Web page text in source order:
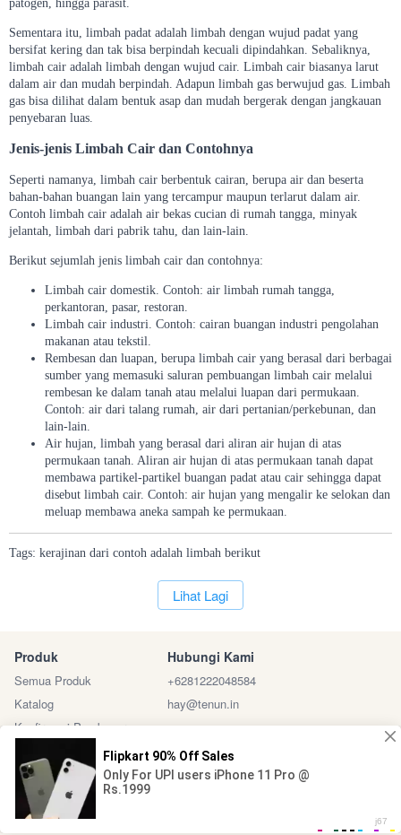
patogen, hingga parasit.
Sementara itu, limbah padat adalah limbah dengan wujud padat yang
bersifat kering dan tak bisa berpindah kecuali dipindahkan. Sebaliknya,
limbah cair adalah limbah dengan wujud cair. Limbah cair biasanya larut
dalam air dan mudah berpindah. Adapun limbah gas berwujud gas. Limbah
gas bisa dilihat dalam bentuk asap dan mudah bergerak dengan jangkauan
penyebaran luas.
Jenis-jenis Limbah Cair dan Contohnya
Seperti namanya, limbah cair berbentuk cairan, berupa air dan beserta
bahan-bahan buangan lain yang tercampur maupun terlarut dalam air.
Contoh limbah cair adalah air bekas cucian di rumah tangga, minyak
jelantah, limbah dari pabrik tahu, dan lain-lain.
Berikut sejumlah jenis limbah cair dan contohnya:
Limbah cair domestik. Contoh: air limbah rumah tangga,
perkantoran, pasar, restoran.
Limbah cair industri. Contoh: cairan buangan industri pengolahan
makanan atau tekstil.
Rembesan dan luapan, berupa limbah cair yang berasal dari berbagai
sumber yang memasuki saluran pembuangan limbah cair melalui
rembesan ke dalam tanah atau melalui luapan dari permukaan.
Contoh: air dari talang rumah, air dari pertanian/perkebunan, dan
lain-lain.
Air hujan, limbah yang berasal dari aliran air hujan di atas
permukaan tanah. Aliran air hujan di atas permukaan tanah dapat
membawa partikel-partikel buangan padat atau cair sehingga dapat
disebut limbah cair. Contoh: air hujan yang mengalir ke selokan dan
meluap membawa aneka sampah ke permukaan.
Tags: kerajinan dari contoh adalah limbah berikut
`Lihat Lagi
Produk
Semua Produk
Katalog
Konfirmasi Pembayaran
Hubungi Kami
+6281222048584
hay@tenun.in
Sosial Media Marketplace